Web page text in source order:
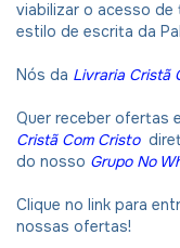
viabilizar o acesso de
estilo de escrita da
Nós da Livraria Cristã
Quer receber ofertas
Cristã Com Cristo
do nosso Grupo No
Clique no link para
nossas ofertas!